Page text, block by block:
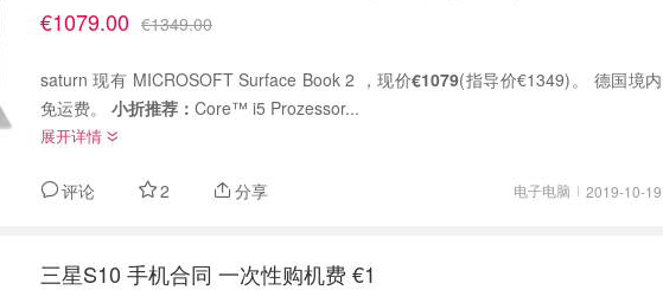
€1079.00 €1349.00
saturn 现有 MICROSOFT Surface Book 2 ，现价€1079(指导价€1349)。 德国境内
免运费。 小折推荐： Core™ i5 Prozessor...
展开详情
评论 2 分享 电子电脑 2019-10-19
三星S10 手机合同 一次性购机费 €1